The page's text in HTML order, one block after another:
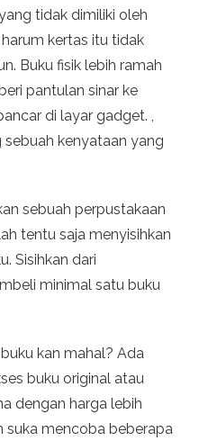
tidak dimiliki oleh
kertas itu tidak
Buku fisik lebih ramah
pantulan sinar ke
di layar gadget. ,
kenyataan yang
sebuah perpustakaan
tentu saja menyisihkan
Sisihkan dari
minimal satu buku
kan mahal? Ada
buku original atau
dengan harga lebih
suka mencoba beberapa